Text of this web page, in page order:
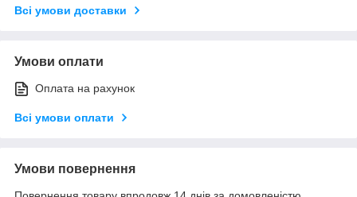
Всі умови доставки
Умови оплати
Оплата на рахунок
Всі умови оплати
Умови повернення